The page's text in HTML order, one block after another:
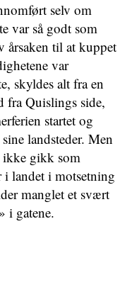
selv om
var så godt som
årsaken til at kuppet
var
skyldes alt fra en
fra Quislings side,
startet og
landsteder. Men
gikk som
landet i motsetning
manglet et svært
i gatene.